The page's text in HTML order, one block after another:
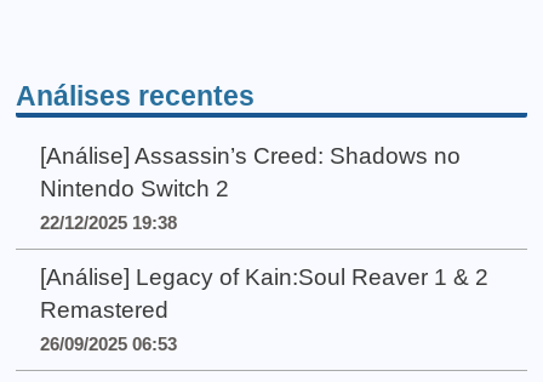
Análises recentes
[Análise] Assassin’s Creed: Shadows no
Nintendo Switch 2
22/12/2025 19:38
[Análise] Legacy of Kain:Soul Reaver 1 & 2
Remastered
26/09/2025 06:53